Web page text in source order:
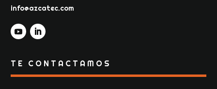
info@azcatec.com
TE CONTACTAMOS